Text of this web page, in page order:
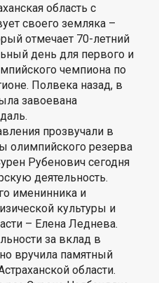
область с
своего земляка –
отмечает 70-летний
день для первого и
чемпиона по
Полвека назад, в
завоевана
прозвучали в
олимпийского резерва
Рубенович сегодня
деятельность.
именинника и
культуры и
– Елена Леднева.
за вклад в
вручила памятный
области.